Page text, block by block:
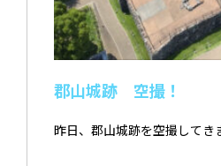
郡山城跡 空撮！
昨日、郡山城跡を空撮して